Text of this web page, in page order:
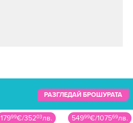
РАЗГЛЕДАЙ БРОШУРАТА
17999€/35203лв. 54999€/107569лв.